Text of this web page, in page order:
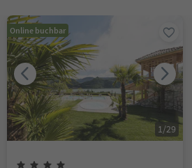
Online buchbar
1/29